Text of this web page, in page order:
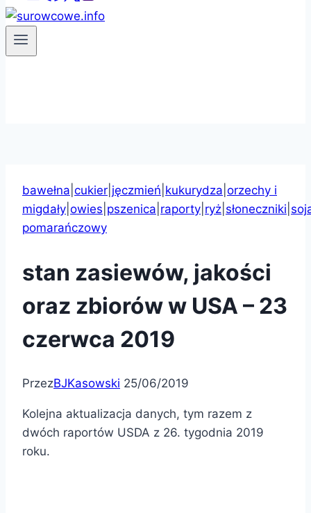
bawełna cukier jęczmień kukurydza orzechy i
migdały owies pszenica raporty ryż słoneczniki
pomarańczowy
stan zasiewów, jakości
oraz zbiorów w USA – 23
czerwca 2019
PrzezBJKasowski 25/06/2019
Kolejna aktualizacja danych, tym razem z
dwóch raportów USDA z 26. tygodnia 2019
roku.